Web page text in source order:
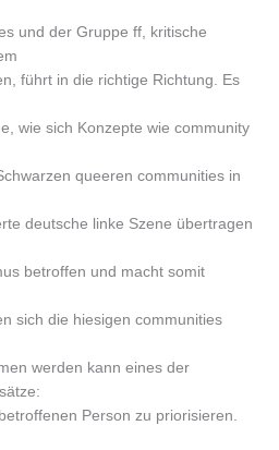
und der Gruppe ff, kritische
führt in die richtige Richtung. Es
wie sich Konzepte wie community
queeren communities in
deutsche linke Szene übertragen
betroffen und macht somit
sich die hiesigen communities
werden kann eines der
Person zu priorisieren.